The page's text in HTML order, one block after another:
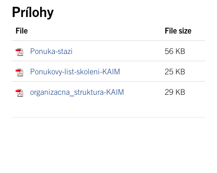
Prílohy
File File size
Ponuka-stazi 56 KB
Ponukovy-list-skoleni-KAIM 25 KB
organizacna_struktura-KAIM 29 KB